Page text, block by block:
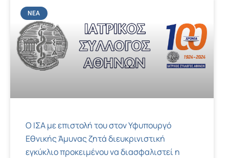
ΝΈΑ
Ο ΙΣΑ με επιστολή του στον Υφυπουργό
Εθνικής Άμυνας ζητά διευκρινιστική
εγκύκλιο προκειμένου να διασφαλιστεί η